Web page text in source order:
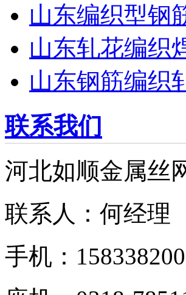
山东编织型钢
山东轧花编织
山东钢筋编织
联系我们
河北如顺金属丝
联系人：何经理
手机：